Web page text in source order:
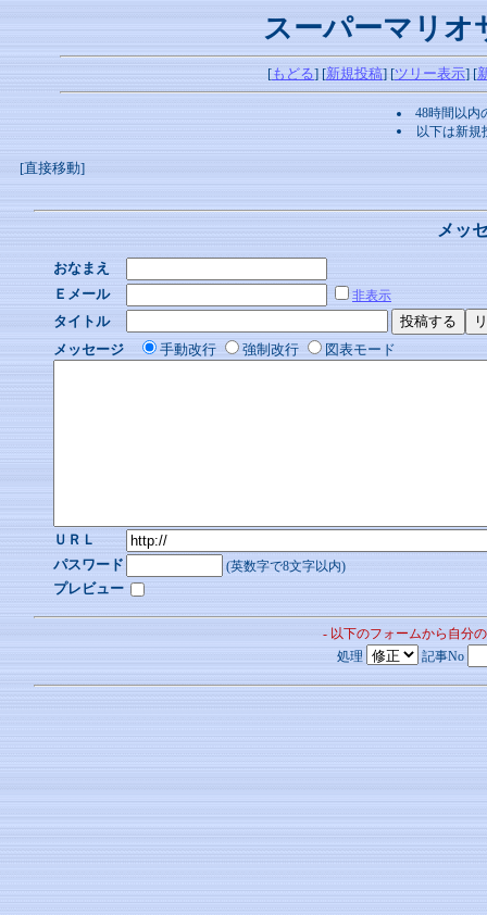
スーパーマリオ
[もどる] [新規投稿] [ツリー表示] [
48時間以内
以下は新規
[直接移動]
メッ
おなまえ
Ｅメール
非表示
タイトル
メッセージ
手動改行 強制改行 図表モード
ＵＲＬ
パスワード
(英数字で8文字以内)
プレビュー
- 以下のフォームから自分
処理
記事No